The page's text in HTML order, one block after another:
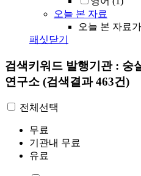
오늘 본 자료
오늘 본 자료
패싯닫기
검색키워드 발행기관 : 숭
연구소 (검색결과 463건)
전체선택
무료
기관내 무료
유료